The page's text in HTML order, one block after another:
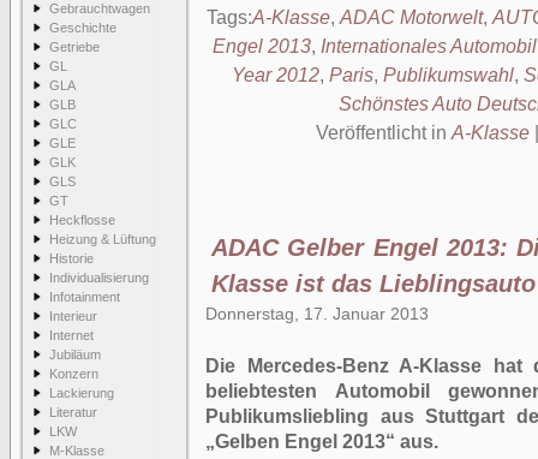
Gebrauchtwagen
Geschichte
Getriebe
GL
GLA
GLB
GLC
GLE
GLK
GLS
GT
Heckflosse
Heizung & Lüftung
Historie
Individualisierung
Infotainment
Interieur
Internet
Jubiläum
Konzern
Lackierung
Literatur
LKW
M-Klasse
Tags:A-Klasse, ADAC Motorwelt,
Engel 2013, Internationales
Year 2012, Paris, Publikumswahl,
Schönstes Auto
Veröffentlicht in A-Klasse
ADAC Gelber Engel 2013:
Klasse ist das
Donnerstag, 17. Januar 2013
Die Mercedes-Benz A-Klasse
beliebtesten Automobil
Publikumsliebling aus Stuttgart
„Gelben Engel 2013“ aus.